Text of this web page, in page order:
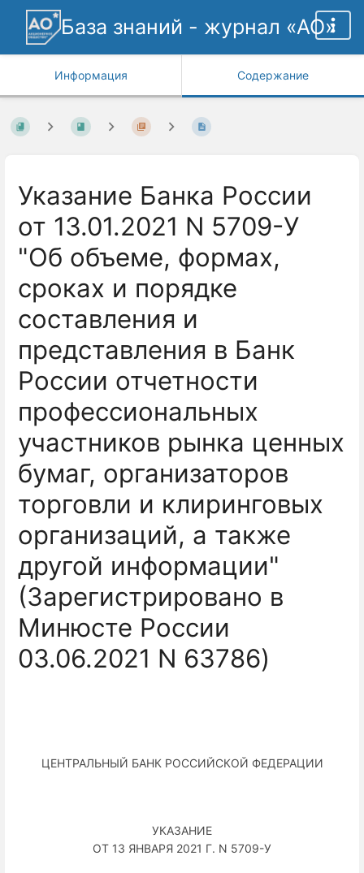
База знаний - журнал «АО»
Информация Содержание
Указание Банка России
от 13.01.2021 N 5709-У
"Об объеме, формах,
сроках и порядке
составления и
представления в Банк
России отчетности
профессиональных
участников рынка ценных
бумаг, организаторов
торговли и клиринговых
организаций, а также
другой информации"
(Зарегистрировано в
Минюсте России
03.06.2021 N 63786)
ЦЕНТРАЛЬНЫЙ БАНК РОССИЙСКОЙ ФЕДЕРАЦИИ
УКАЗАНИЕ
ОТ 13 ЯНВАРЯ 2021 Г. N 5709-У